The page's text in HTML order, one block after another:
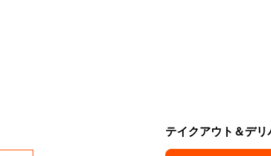
テイクアウト＆デリ